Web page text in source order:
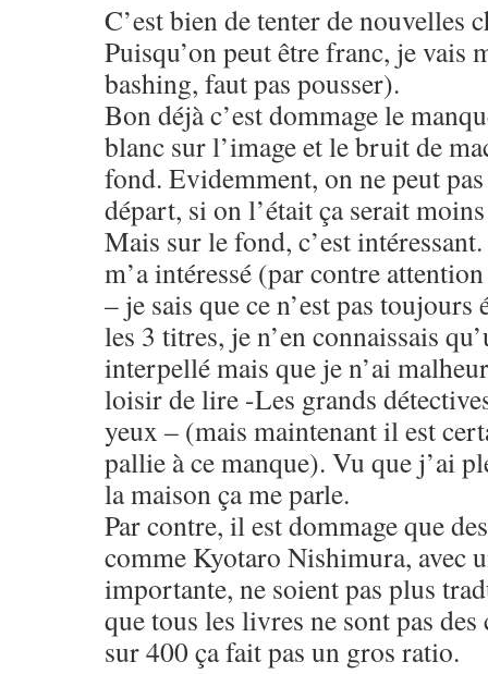
C’est bien de tenter de nouvelles
Puisqu’on peut être franc, je vais
bashing, faut pas pousser).
Bon déjà c’est dommage le
blanc sur l’image et le bruit de
fond. Evidemment, on ne peut
départ, si on l’était ça serait
Mais sur le fond, c’est
m’a intéressé (par contre
– je sais que ce n’est pas
les 3 titres, je n’en connaissais
interpellé mais que je n’ai
loisir de lire -Les grands
yeux – (mais maintenant il est
pallie à ce manque). Vu que j’ai
la maison ça me parle.
Par contre, il est dommage que
comme Kyotaro Nishimura, avec
importante, ne soient pas plus
que tous les livres ne sont pas
sur 400 ça fait pas un gros ratio.